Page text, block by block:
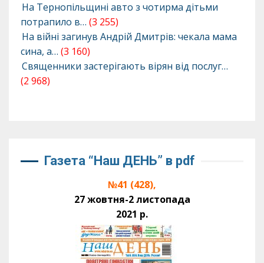
На Тернопільщині авто з чотирма дітьми
потрапило в… (3 255)
На війні загинув Андрій Дмитрів: чекала мама
сина, а… (3 160)
Священники застерігають вірян від послуг…
(2 968)
Газета “Наш ДЕНЬ” в pdf
№41 (428),
27 жовтня-2 листопада
2021 р.